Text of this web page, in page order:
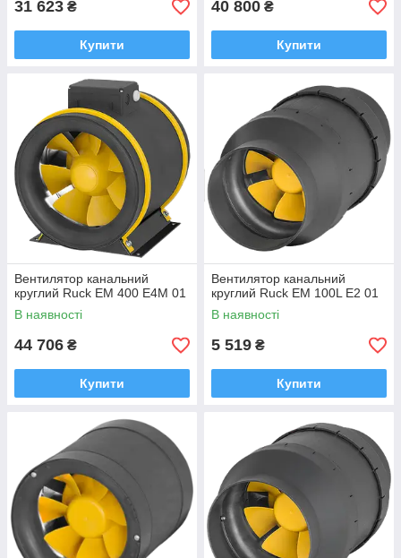
31 623 ₴
Купити
40 800 ₴
Купити
Вентилятор канальний
круглий Ruck EM 400 E4M 01
В наявності
44 706 ₴
Купити
Вентилятор канальний
круглий Ruck EM 100L E2 01
В наявності
5 519 ₴
Купити